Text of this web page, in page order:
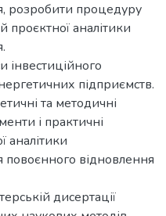
розробити процедуру
проєктної аналітики
інвестиційного
підприємств.
та методичні
і практичні
аналітики
повоєнного відновлення
дисертації